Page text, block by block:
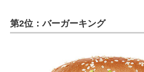
第2位：バーガーキング